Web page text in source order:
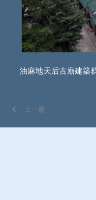
油麻地天后古廟建築
上一篇